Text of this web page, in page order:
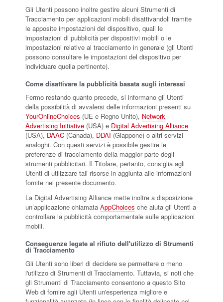
Gli Utenti possono inoltre gestire alcuni Strumenti di
Tracciamento per applicazioni mobili disattivandoli tramite
le apposite impostazioni del dispositivo, quali le
impostazioni di pubblicità per dispositivi mobili o le
impostazioni relative al tracciamento in generale (gli Utenti
possono consultare le impostazioni del dispositivo per
individuare quella pertinente).
Come disattivare la pubblicità basata sugli interessi
Fermo restando quanto precede, si informano gli Utenti
della possibilità di avvalersi delle informazioni presenti su
YourOnlineChoices (UE e Regno Unito), Network
Advertising Initiative (USA) e Digital Advertising Alliance
(USA), DAAC (Canada), DDAI (Giappone) o altri servizi
analoghi. Con questi servizi è possibile gestire le
preferenze di tracciamento della maggior parte degli
strumenti pubblicitari. Il Titolare, pertanto, consiglia agli
Utenti di utilizzare tali risorse in aggiunta alle informazioni
fornite nel presente documento.
La Digital Advertising Alliance mette inoltre a disposizione
un’applicazione chiamata AppChoices che aiuta gli Utenti a
controllare la pubblicità comportamentale sulle applicazioni
mobili.
Conseguenze legate al rifiuto dell'utilizzo di Strumenti
di Tracciamento
Gli Utenti sono liberi di decidere se permettere o meno
l'utilizzo di Strumenti di Tracciamento. Tuttavia, si noti che
gli Strumenti di Tracciamento consentono a questo Sito
Web di fornire agli Utenti un'esperienza migliore e